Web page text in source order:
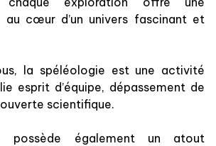
au cœur d’un univers fascinant et
la spéléologie est une activité
esprit d’équipe, dépassement de
scientifique.
possède également un atout